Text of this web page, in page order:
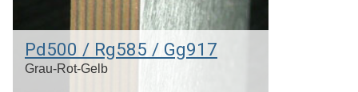
Pd500 / Rg585 / Gg917
Grau-Rot-Gelb